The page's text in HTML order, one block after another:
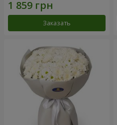
Заказать